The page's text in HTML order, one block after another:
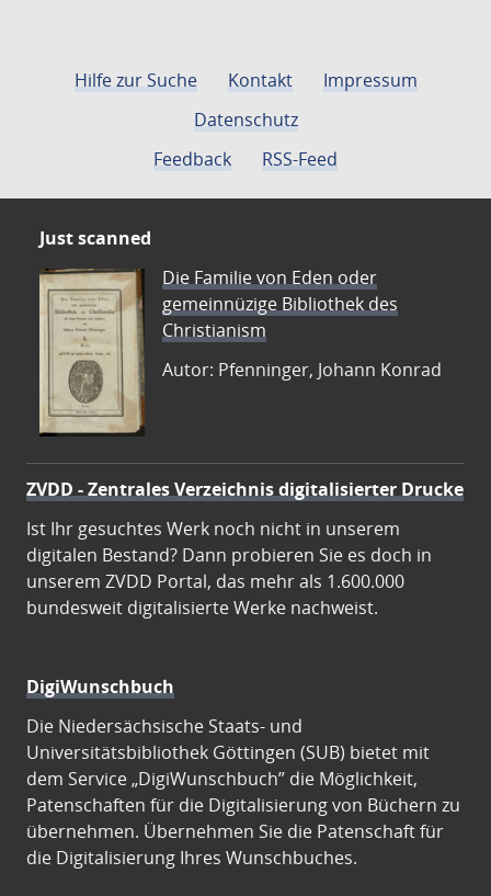
Hilfe zur Suche Kontakt
Impressum
Datenschutz
Feedback
RSS-Feed
Just scanned
Die Familie von Eden oder
gemeinnüzige Bibliothek des
Christianism
Autor: Pfenninger, Johann Konrad
ZVDD - Zentrales Verzeichnis digitalisierter Drucke
Ist Ihr gesuchtes Werk noch nicht in unserem
digitalen Bestand? Dann probieren Sie es doch in
unserem ZVDD Portal, das mehr als 1.600.000
bundesweit digitalisierte Werke nachweist.
DigiWunschbuch
Die Niedersächsische Staats- und
Universitätsbibliothek Göttingen (SUB) bietet mit
dem Service „DigiWunschbuch” die Möglichkeit,
Patenschaften für die Digitalisierung von Büchern zu
übernehmen. Übernehmen Sie die Patenschaft für
die Digitalisierung Ihres Wunschbuches.